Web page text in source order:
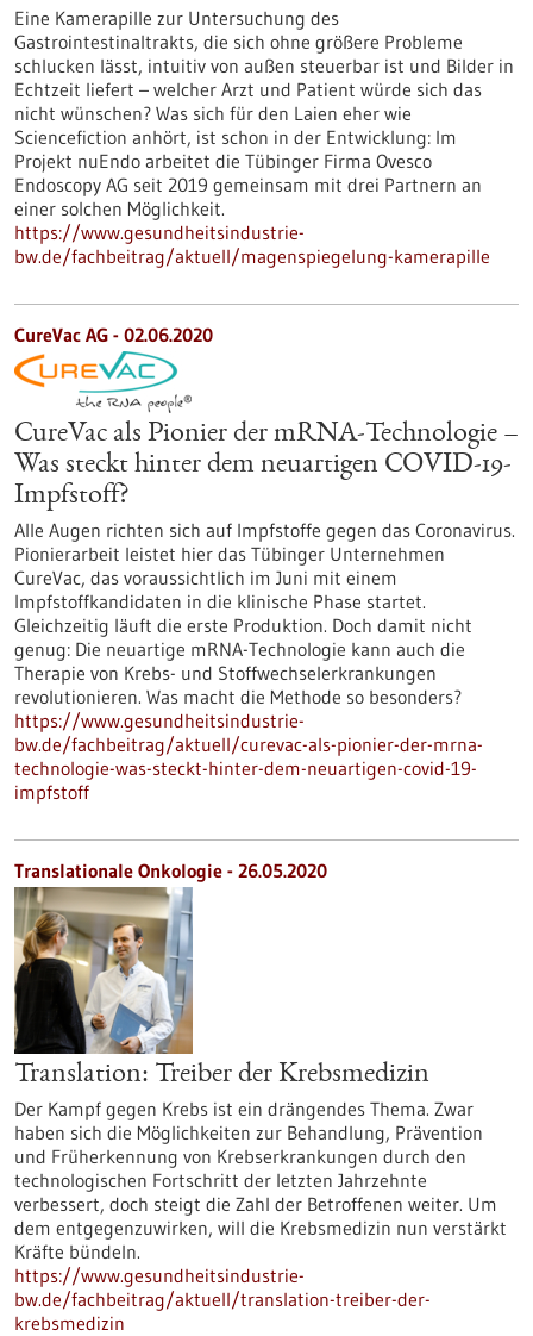
Eine Kamerapille zur Untersuchung des
Gastrointestinaltrakts, die sich ohne größere Probleme
schlucken lässt, intuitiv von außen steuerbar ist und Bilder in
Echtzeit liefert – welcher Arzt und Patient würde sich das
nicht wünschen? Was sich für den Laien eher wie
Sciencefiction anhört, ist schon in der Entwicklung: Im
Projekt nuEndo arbeitet die Tübinger Firma Ovesco
Endoscopy AG seit 2019 gemeinsam mit drei Partnern an
einer solchen Möglichkeit.
https://www.gesundheitsindustrie-
bw.de/fachbeitrag/aktuell/magenspiegelung-kamerapille
CureVac AG - 02.06.2020
CureVac als Pionier der mRNA-Technologie –
Was steckt hinter dem neuartigen COVID-19-
Impfstoff?
Alle Augen richten sich auf Impfstoffe gegen das Coronavirus.
Pionierarbeit leistet hier das Tübinger Unternehmen
CureVac, das voraussichtlich im Juni mit einem
Impfstoffkandidaten in die klinische Phase startet.
Gleichzeitig läuft die erste Produktion. Doch damit nicht
genug: Die neuartige mRNA-Technologie kann auch die
Therapie von Krebs- und Stoffwechselerkrankungen
revolutionieren. Was macht die Methode so besonders?
https://www.gesundheitsindustrie-
bw.de/fachbeitrag/aktuell/curevac-als-pionier-der-mrna-
technologie-was-steckt-hinter-dem-neuartigen-covid-19-
impfstoff
Translationale Onkologie - 26.05.2020
Translation: Treiber der Krebsmedizin
Der Kampf gegen Krebs ist ein drängendes Thema. Zwar
haben sich die Möglichkeiten zur Behandlung, Prävention
und Früherkennung von Krebserkrankungen durch den
technologischen Fortschritt der letzten Jahrzehnte
verbessert, doch steigt die Zahl der Betroffenen weiter. Um
dem entgegenzuwirken, will die Krebsmedizin nun verstärkt
Kräfte bündeln.
https://www.gesundheitsindustrie-
bw.de/fachbeitrag/aktuell/translation-treiber-der-
krebsmedizin